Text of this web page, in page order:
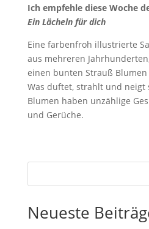
Ich empfehle diese Woche
Ein Lächeln für dich
Eine farbenfroh illustrierte
aus mehreren
einen bunten Strauß
Was duftet, strahlt und neigt
Blumen haben unzählige
und Gerüche.
Neueste